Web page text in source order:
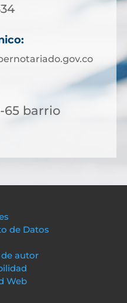
65 barrio
de Datos
de autor
Web